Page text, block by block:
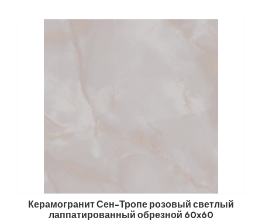
Керамогранит Сен-Тропе розовый светлый
лаппатированный обрезной 60x60